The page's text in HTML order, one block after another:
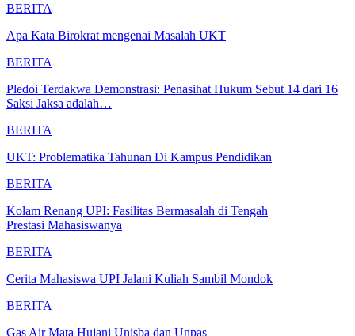
BERITA
Apa Kata Birokrat mengenai Masalah UKT
BERITA
Pledoi Terdakwa Demonstrasi: Penasihat Hukum Sebut 14 dari 16
Saksi Jaksa adalah…
BERITA
UKT: Problematika Tahunan Di Kampus Pendidikan
BERITA
Kolam Renang UPI: Fasilitas Bermasalah di Tengah
Prestasi Mahasiswanya
BERITA
Cerita Mahasiswa UPI Jalani Kuliah Sambil Mondok
BERITA
Gas Air Mata Hujani Unisba dan Unpas